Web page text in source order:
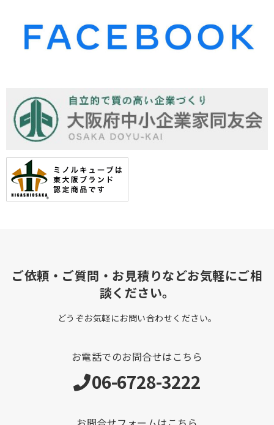
ご依頼・ご質問・お見積りなどお気軽にご相
談ください。
どうぞお気軽にお問い合わせください。
お電話でのお問合せはこちら
06-6728-3222